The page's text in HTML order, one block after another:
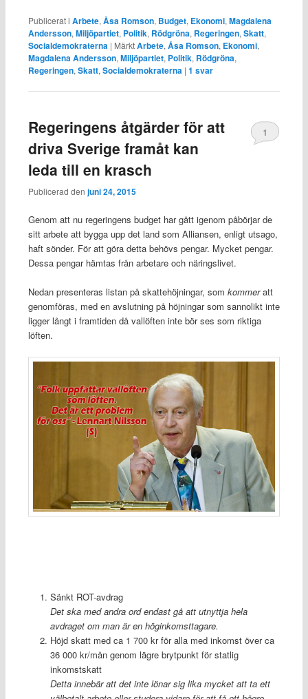
Publicerat i Arbete, Åsa Romson, Budget, Ekonomi, Magdalena
Andersson, Miljöpartiet, Politik, Rödgröna, Regeringen, Skatt,
Socialdemokraterna | MärktArbete, Åsa Romson, Ekonomi,
Magdalena Andersson, Miljöpartiet, Politik, Rödgröna,
Regeringen, Skatt, Socialdemokraterna | 1 svar
Regeringens åtgärder för att
driva Sverige framåt kan
leda till en krasch
Publicerad den juni 24, 2015
1
Genom att nu regeringens budget har gått igenom påbörjar de
sitt arbete att bygga upp det land som Alliansen, enligt utsago,
haft sönder. För att göra detta behövs pengar. Mycket pengar.
Dessa pengar hämtas från arbetare och näringslivet.
Nedan presenteras listan på skattehöjningar, som kommeratt
genomföras, med en avslutning på höjningar som sannolikt inte
ligger långt i framtiden då vallöften inte bör ses som riktiga
löften.
Sänkt ROT-avdrag
Det ska med andra ord endast gå att utnyttja hela
avdraget om man är en höginkomsttagare.
Höjd skatt med ca 1 700 kr för alla med inkomst över ca
36 000 kr/mån genom lägre brytpunkt för statlig
inkomstskatt
Detta innebär att det inte lönar sig lika mycket att ta ett